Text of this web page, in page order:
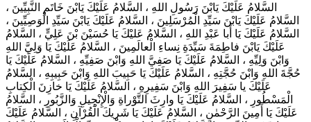
السَّلامُ عَلَيْكَ يَابْنَ رَسُولِ اللهِ ، السَّلامُ عَلَيْكَ يَابْنَ خَاتَمِ النَّبِيِّينَ ،
السَّلامُ عَلَيْكَ يَابْنَ سَيِّدِ الْمُرْسَلِينَ ، السَّلامُ عَلَيْكَ يَابْنَ سَيِّدِ الْوَصِيِّينَ ،
السَّلامُ عَلَيْكَ يَا أَبا عَبْدِ اللهِ ، السَّلامُ عَليْكَ يَا حُسَيْنَ بْنَ عَلِيٍّ ، السَّلامُ
عَلَيْكَ يَابْنَ فاطِمَةَ سَيِّدَةِ نِساءِ الْعالَمِينَ ، السَّلامُ عَلَيْكَ يَا وَلِيَّ اللهِ
وَابْنَ وَلِيِّهِ ، السَّلامُ عَلَيْكَ يَا صَفِيَّ اللهِ وَابْنَ صَفِيِّهِ ، السَّلامُ عَلَيْكَ يَا
حُجَّةَ اللهِ وَابْنَ حُجَّتِهِ ، السَّلامُ عَلَيْكَ يَا حَبِيبَ اللهِ وَابْنَ حَبِيبِهِ ، السَّلامُ
عَلَيْكَ يا سَفِيرَ اللهِ وَابْنَ سَفِيرِهِ ، السَّلامُ عَلَيْكَ يَا خازِنَ الْكِتابِ
الْمَسْطُورِ ، السَّلامُ عَلَيْكَ يَا وارِثَ التَّوْراةِ وَالْإِنْجِيلِ وَالزَّبُورِ ، السَّلامُ
عَلَيْكَ يَا أَمِينَ الرَّحْمٰنِ ، السَّلامُ عَلَيْكَ يَا شَرِيكَ الْقُرْآنِ ، السَّلامُ عَلَيْكَ